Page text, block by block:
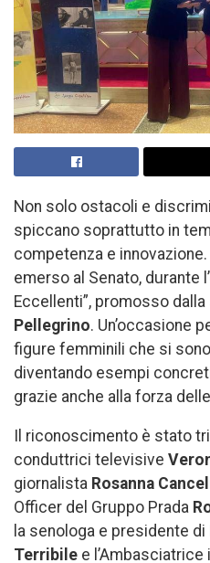
Non solo ostacoli e
spiccano soprattutto in
competenza e
emerso al Senato, durante
Eccellenti”, promosso
Pellegrino. Un’occasione
figure femminili che si
diventando esempi
grazie anche alla forza
Il riconoscimento è stato
conduttrici televisive
giornalista Rosanna
Officer del Gruppo Prada
la senologa e presidente
Terribile e l’Ambasciatrice